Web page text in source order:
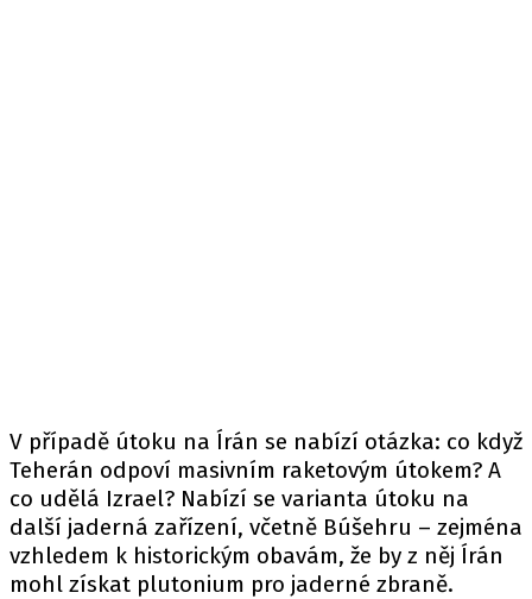
V případě útoku na Írán se nabízí otázka: co když
Teherán odpoví masivním raketovým útokem? A
co udělá Izrael? Nabízí se varianta útoku na
další jaderná zařízení, včetně Búšehru – zejména
vzhledem k historickým obavám, že by z něj Írán
mohl získat plutonium pro jaderné zbraně.